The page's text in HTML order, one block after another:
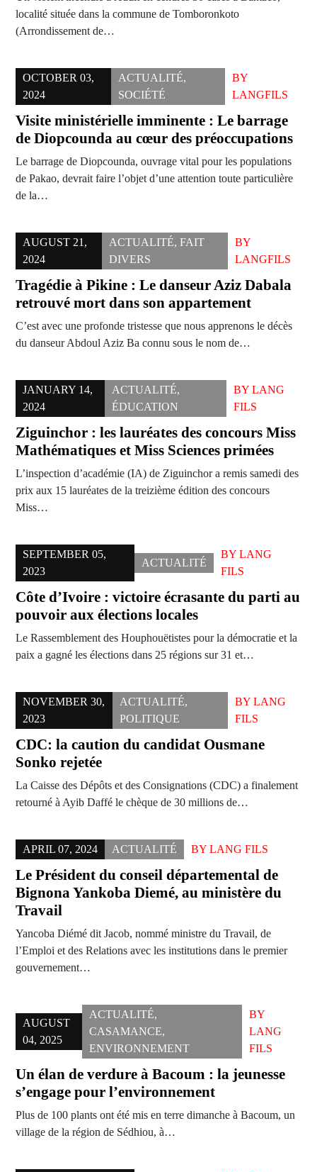
localité située dans la commune de Tomboronkoto
(Arrondissement de…
OCTOBER 03,
2024
ACTUALITÉ,
SOCIÉTÉ
BY
LANGFILS
Visite ministérielle imminente : Le barrage
de Diopcounda au cœur des préoccupations
Le barrage de Diopcounda, ouvrage vital pour les populations
de Pakao, devrait faire l’objet d’une attention toute particulière
de la…
AUGUST 21,
2024
ACTUALITÉ, FAIT
DIVERS
BY
LANGFILS
Tragédie à Pikine : Le danseur Aziz Dabala
retrouvé mort dans son appartement
C’est avec une profonde tristesse que nous apprenons le décès
du danseur Abdoul Aziz Ba connu sous le nom de…
JANUARY 14,
2024
ACTUALITÉ,
ÉDUCATION
BYLANG
FILS
Ziguinchor : les lauréates des concours Miss
Mathématiques et Miss Sciences primées
L’inspection d’académie (IA) de Ziguinchor a remis samedi des
prix aux 15 lauréates de la treizième édition des concours
Miss…
SEPTEMBER 05,
2023
ACTUALITÉ
BY LANG
FILS
Côte d’Ivoire : victoire écrasante du parti au
pouvoir aux élections locales
Le Rassemblement des Houphouëtistes pour la démocratie et la
paix a gagné les élections dans 25 régions sur 31 et…
NOVEMBER 30,
2023
ACTUALITÉ,
POLITIQUE
BY LANG
FILS
CDC: la caution du candidat Ousmane
Sonko rejetée
La Caisse des Dépôts et des Consignations (CDC) a finalement
retourné à Ayib Daffé le chèque de 30 millions de…
APRIL 07, 2024 ACTUALITÉ BY LANG FILS
Le Président du conseil départemental de
Bignona Yankoba Diemé, au ministère du
Travail
Yancoba Diémé dit Jacob, nommé ministre du Travail, de
l’Emploi et des Relations avec les institutions dans le premier
gouvernement…
AUGUST
04, 2025
ACTUALITÉ,
CASAMANCE,
ENVIRONNEMENT
BY
LANG
FILS
Un élan de verdure à Bacoum : la jeunesse
s’engage pour l’environnement
Plus de 100 plants ont été mis en terre dimanche à Bacoum, un
village de la région de Sédhiou, à…